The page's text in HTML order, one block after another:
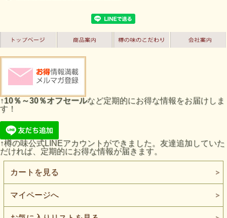
↑10％～30％オフセールなど定期的にお得な情報をお届けしま
す！
↑樽の味公式LINEアカウントができました。友達追加していた
だければ、定期的にお得な情報が届きます。
カートを見る
マイページへ